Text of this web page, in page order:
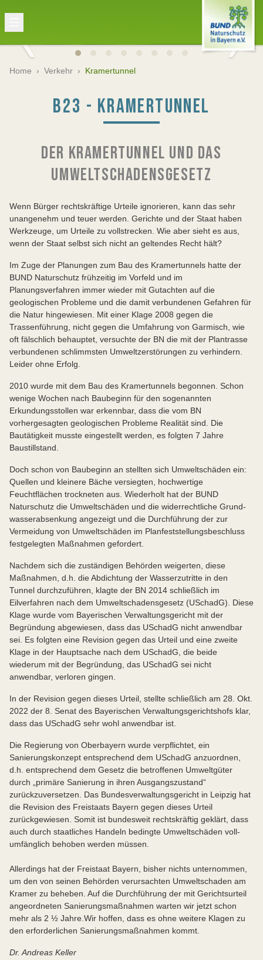
Home › Verkehr › Kramertunnel
B23 - KRAMERTUNNEL
DER KRAMERTUNNEL UND DAS
UMWELTSCHADENSGESETZ
Wenn Bürger rechtskräftige Urteile ignorieren, kann das sehr
unangenehm und teuer werden. Gerichte und der Staat haben
Werkzeuge, um Urteile zu vollstrecken. Wie aber sieht es aus,
wenn der Staat selbst sich nicht an geltendes Recht hält?
Im Zuge der Planungen zum Bau des Kramertunnels hatte der
BUND Naturschutz frühzeitig im Vorfeld und im
Planungsverfahren immer wieder mit Gutachten auf die
geologischen Probleme und die damit verbundenen Gefahren für
die Natur hingewiesen. Mit einer Klage 2008 gegen die
Trassenführung, nicht gegen die Umfahrung von Garmisch, wie
oft fälschlich behauptet, versuchte der BN die mit der Plantrasse
verbundenen schlimmsten Umweltzerstörungen zu verhindern.
Leider ohne Erfolg.
2010 wurde mit dem Bau des Kramertunnels begonnen. Schon
wenige Wochen nach Baubeginn für den sogenannten
Erkundungsstollen war erkennbar, dass die vom BN
vorhergesagten geologischen Probleme Realität sind. Die
Bautätigkeit musste eingestellt werden, es folgten 7 Jahre
Baustill­stand.
Doch schon von Baubeginn an stellten sich Umweltschäden ein:
Quellen und kleinere Bäche versiegten, hochwertige
Feuchtflächen trockne­ten aus. Wiederholt hat der BUND
Naturschutz die Um­weltschäden und die widerrechtliche Grund­
wasserabsenkung angezeigt und die Durchfüh­rung der zur
Vermeidung von Umweltschäden im Planfeststellungsbeschluss
festgelegten Maßnahmen gefordert.
Nachdem sich die zuständigen Behörden wei­gerten, diese
Maßnahmen, d.h. die Abdichtung der Wasserzutritte in den
Tunnel durchzufüh­ren, klagte der BN 2014 schließlich im
Eilverfah­ren nach dem Umweltschadensgesetz (USchadG). Diese
Klage wurde vom Bayerischen Verwaltungsgericht mit der
Begründung abgewiesen, dass das USchadG nicht anwendbar
sei. Es folgten eine Revision gegen das Urteil und eine zweite
Klage in der Hauptsache nach dem USchadG, die beide
wiederum mit der Begrün­dung, das USchadG sei nicht
anwendbar, verlo­ren gingen.
In der Revision gegen dieses Urteil, stellte schließlich am 28. Okt.
2022 der 8. Senat des Bayerischen Verwaltungsgerichtshofs klar,
dass das USchadG sehr wohl anwendbar ist.
Die Regierung von Oberbayern wurde verpflich­tet, ein
Sanierungskonzept entsprechend dem USchadG anzuordnen,
d.h. entsprechend dem Gesetz die betroffenen Umweltgüter
durch „primäre Sanierung in ihren Ausgangszustand“
zurückzuversetzen. Das Bundesverwaltungsgericht in Leipzig hat
die Revision des Freistaats Bayern gegen dieses Ur­teil
zurückgewiesen. Somit ist bundesweit rechtskräftig geklärt, dass
auch durch staat­liches Handeln bedingte Umweltschäden voll­
umfänglich behoben werden müssen.
Allerdings hat der Freistaat Bayern, bisher nichts unternommen,
um den von seinen Behörden verursachten Umweltschaden am
Kramer zu be­heben. Auf die Durchführung der mit Gerichtsurteil
an­geordneten Sanierungsmaßnahmen warten wir jetzt schon
mehr als 2 ½ Jahre. Wir hoffen, dass es ohne weitere Klagen zu
den erforderlichen Sanierungsmaßnahmen kommt.
Dr. Andreas Keller